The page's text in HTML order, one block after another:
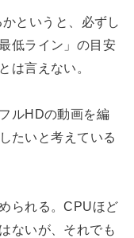
というと、必ずし
低ライン」の目安
は言えない。
ルHDの動画を編
たいと考えている
られる。CPUほど
ないが、それでも